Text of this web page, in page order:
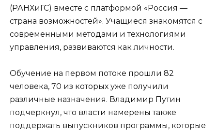
(РАНХиГС) вместе с платформой «Россия —
страна возможностей». Учащиеся знакомятся с
современными методами и технологиями
управления, развиваются как личности.
Обучение на первом потоке прошли 82
человека, 70 из которых уже получили
различные назначения. Владимир Путин
подчеркнул, что власти намерены также
поддержать выпускников программы, которые